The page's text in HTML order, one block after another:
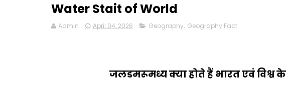
Water Stait of World
Admin April 04, 2026 Geography, Geography Fact
जलडमरूमध्य क्या होते हैं भारत एवं विश्व